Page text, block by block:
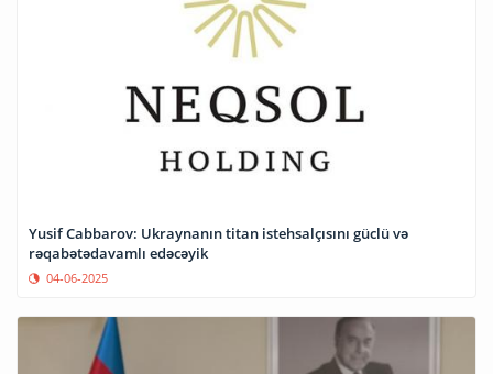
Yusif Cabbarov: Ukraynanın titan istehsalçısını güclü və
rəqabətədavamlı edəcəyik
04-06-2025